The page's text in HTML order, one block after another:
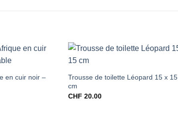
en cuir noir –
Trousse de toilette Léopard 15 x 15
cm
CHF 20.00